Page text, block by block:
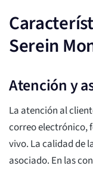
Serein
Atención y
La atención al
correo electrónico,
vivo. La calidad de
asociado. En las